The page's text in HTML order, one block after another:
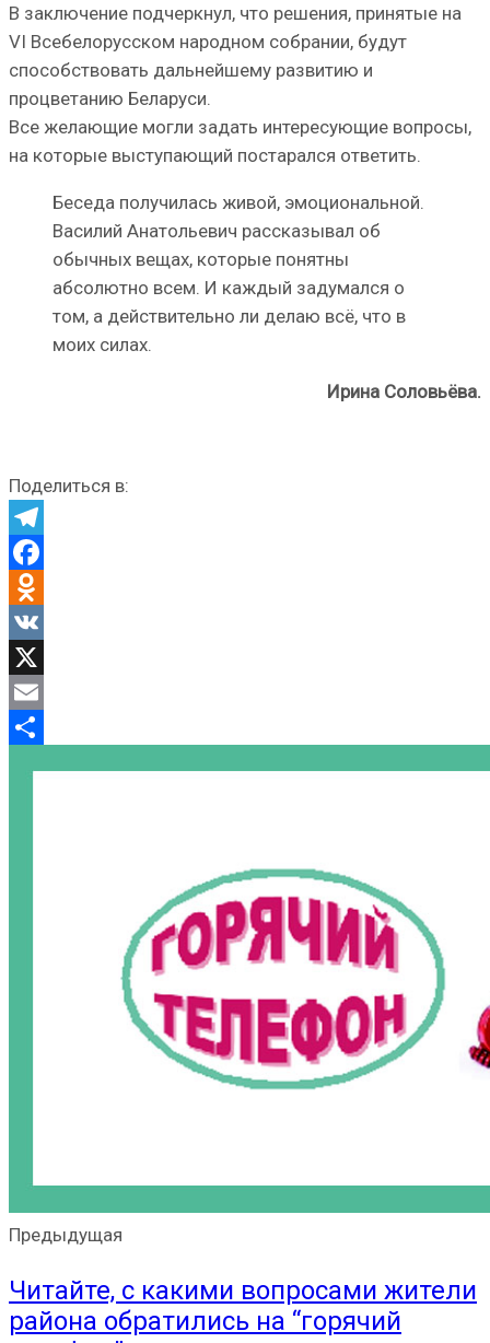
В заключение подчеркнул, что решения, принятые на
VI Всебелорусском народном собрании, будут
способствовать дальнейшему развитию и
процветанию Беларуси.
Все желающие могли задать интересующие вопросы,
на которые выступающий постарался ответить.
Беседа получилась живой, эмоциональной.
Василий Анатольевич рассказывал об
обычных вещах, которые понятны
абсолютно всем. И каждый задумался о
том, а действительно ли делаю всё, что в
моих силах.
Ирина Соловьёва.
Поделиться в:
Telegram
Facebook
Odnoklassniki
VK
X
Email
Предыдущая
Читайте, с какими вопросами жители
района обратились на “горячий